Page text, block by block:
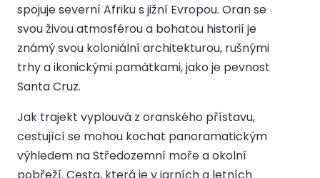
spojuje severní Afriku s jižní Evropou. Oran se
svou živou atmosférou a bohatou historií je
známý svou koloniální architekturou, rušnými
trhy a ikonickými památkami, jako je pevnost
Santa Cruz.
Jak trajekt vyplouvá z oranského přístavu,
cestující se mohou kochat panoramatickým
výhledem na Středozemní moře a okolní